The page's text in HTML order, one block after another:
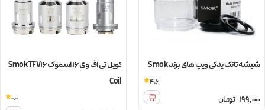
شیشه تانک یدکی ویپ های برند Smok
199,000 تومان
4.6
کویل تی اف وی 16 اسموک Smok TFV16
Coil
0.0